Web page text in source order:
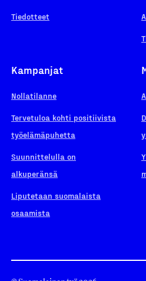
Tiedotteet
Kampanjat
Nollatilanne
Tervetuloa kohti positiivista
työelämäpuhetta
Suunnittelulla on
alkuperänsä
Liputetaan suomalaista
osaamista